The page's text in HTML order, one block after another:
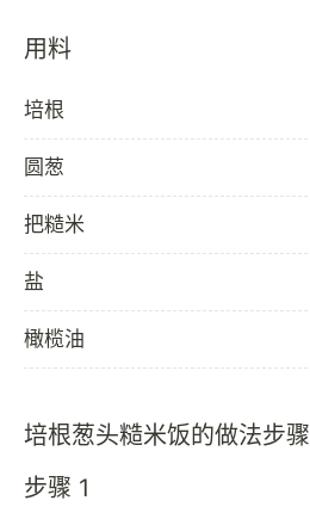
用料
培根
圆葱
把糙米
盐
橄榄油
培根葱头糙米饭的做法步骤
步骤 1